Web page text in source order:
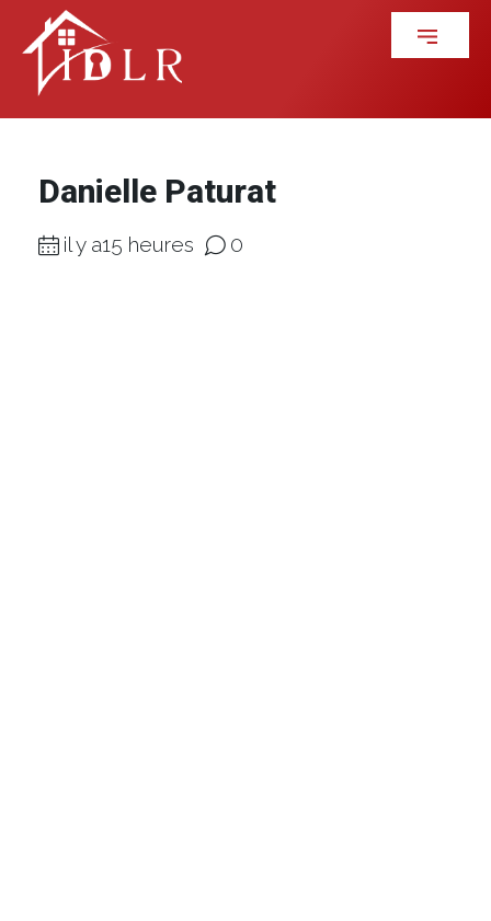
Danielle Paturat
il y a15 heures 0